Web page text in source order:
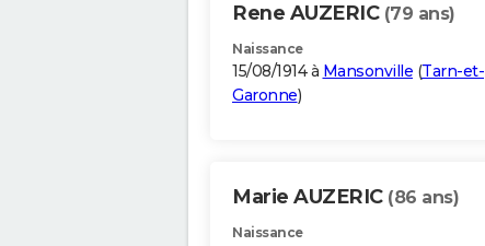
Rene AUZERIC (79 ans)
Naissance
15/08/1914 à Mansonville (Tarn-et-
Garonne)
Marie AUZERIC (86 ans)
Naissance